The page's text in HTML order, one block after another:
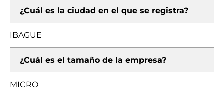
¿Cuál es la ciudad en el que se registra?
IBAGUE
¿Cuál es el tamaño de la empresa?
MICRO